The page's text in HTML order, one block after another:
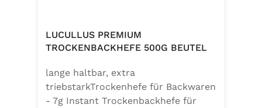
Trennmittel Calciumsalze der
Speisefettsäuren, Folsäure,
Sellerie enthalten.
LUCULLUS PREMIUM
TROCKENBACKHEFE 500G BEUTEL
lange haltbar, extra
triebstarkTrockenhefe für Backwaren
- 7g Instant Trockenbackhefe für